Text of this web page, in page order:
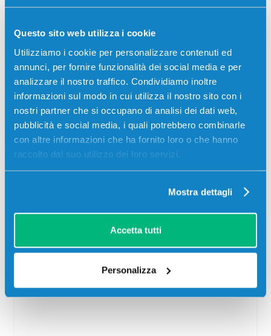
Questo sito web utilizza i cookie
Utilizziamo i cookie per personalizzare contenuti ed
annunci, per fornire funzionalità dei social media e per
analizzare il nostro traffico. Condividiamo inoltre
informazioni sul modo in cui utilizza il nostro sito con i
nostri partner che si occupano di analisi dei dati web,
pubblicità e social media, i quali potrebbero combinarle
con altre informazioni che ha fornito loro o che hanno
raccolto dal suo utilizzo dei loro servizi.
Mostra dettagli
Accetta tutti
Personalizza
per Stampanti: Oki C9655DN, Oki C9655HDN, Oki
C9655HDTN, Oki C9655N
75,00€
CONSEGNA IN 24/48 ORE
Aggiungi al carrello
Spedizione gratuita
giorni ore min sec
Più acquisti, più risparmi:Visita la pagina prodotto per
visualizzare l'offerta